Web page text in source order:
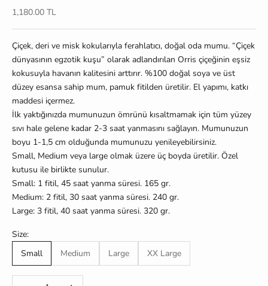
İndirimli fiyat
1,180.00 TL
Çiçek, deri ve misk kokularıyla ferahlatıcı, doğal oda mumu. “Çiçek
dünyasının egzotik kuşu” olarak adlandırılan Orris çiçeğinin eşsiz
kokusuyla havanın kalitesini arttırır. %100 doğal soya ve üst
düzey esansa sahip mum, pamuk fitilden üretilir. El yapımı, katkı
maddesi içermez.
İlk yaktığınızda mumunuzun ömrünü kısaltmamak için tüm yüzey
sıvı hale gelene kadar 2-3 saat yanmasını sağlayın. Mumunuzun
boyu 1-1,5 cm olduğunda mumunuzu yenileyebilirsiniz.
Small, Medium veya large olmak üzere üç boyda üretilir. Özel
kutusu ile birlikte sunulur.
Small: 1 fitil, 45 saat yanma süresi. 165 gr.
Medium: 2 fitil, 30 saat yanma süresi. 240 gr.
Large: 3 fitil, 40 saat yanma süresi. 320 gr.
Size:
Small
Medium Large XX Large
Miktarı azalt Miktarı artır